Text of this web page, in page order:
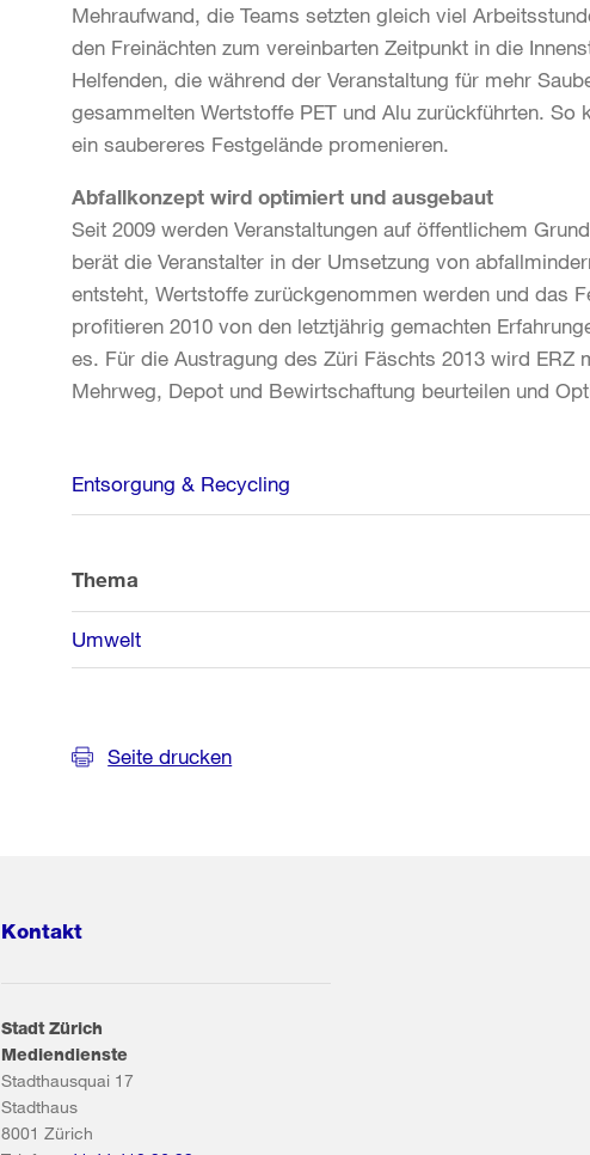
Mehraufwand, die Teams setzten gleich viel
den Freinächten zum vereinbarten Zeitpunkt in die
Helfenden, die während der Veranstaltung für mehr
gesammelten Wertstoffe PET und Alu zurückführten.
ein saubereres Festgelände promenieren.
Abfallkonzept wird optimiert und ausgebaut
Seit 2009 werden Veranstaltungen auf öffentlichem
berät die Veranstalter in der Umsetzung von
entsteht, Wertstoffe zurückgenommen werden und das
profitieren 2010 von den letztjährig gemachten
es. Für die Austragung des Züri Fäschts 2013 wird ERZ
Mehrweg, Depot und Bewirtschaftung beurteilen und
Weitere
Informationen
Entsorgung & Recycling
Thema
Umwelt
Seite drucken
Kontakt
Stadt Zürich
Mediendienste
Stadthausquai 17
Stadthaus
8001 Zürich